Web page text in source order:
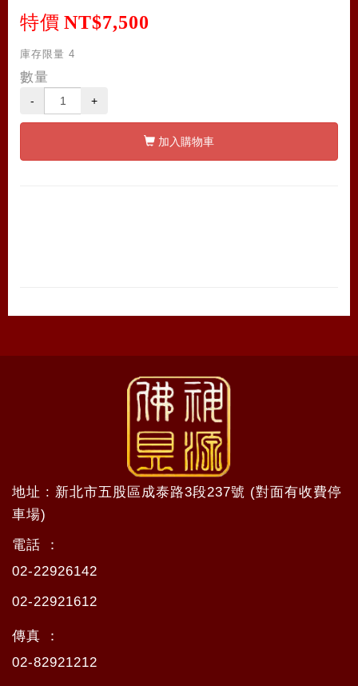
特價 NT$7,500
庫存限量 4
數量
- +
加入購物車
地址 : 新北市五股區成泰路3段237號 (對面有收費停
車場)
電話 ：
02-22926142
02-22921612
傳真 ：
02-82921212